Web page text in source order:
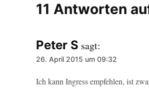
11 Antworten
Peter S sagt:
26. April 2015 um 09:32
Ich kann Ingress empfehlen, ist